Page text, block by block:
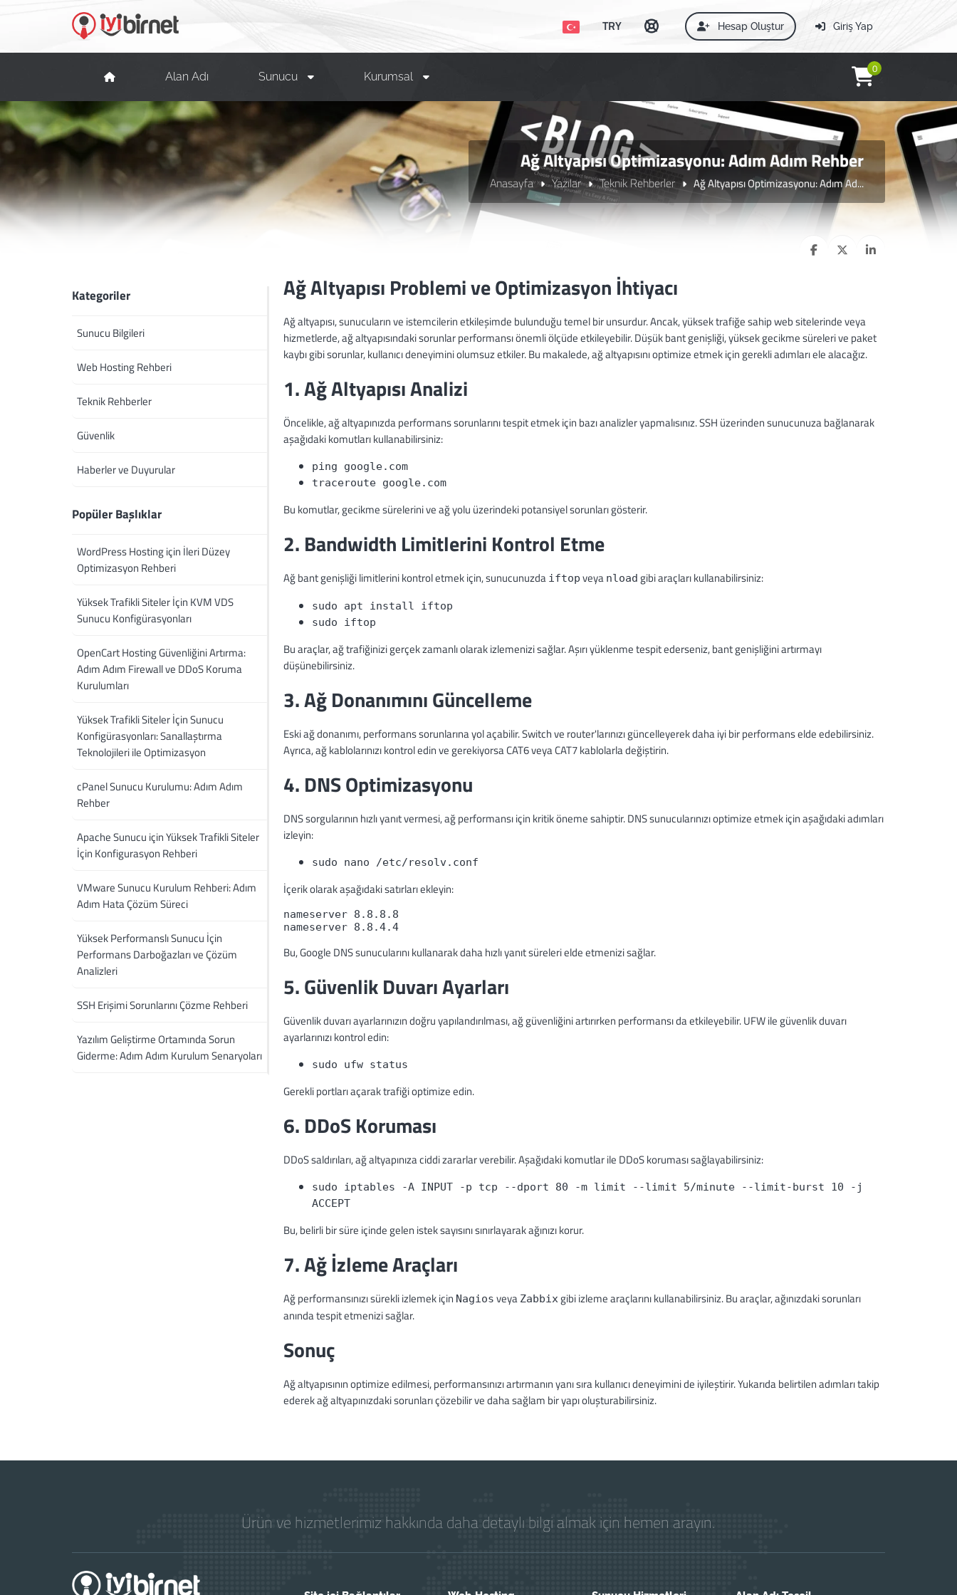
Giriş Yap
Hesap Oluştur
TRY
Alan Adı Sunucu Kurumsal
0
Ağ Altyapısı Optimizasyonu: Adım Adım Rehber
Anasayfa Yazılar Teknik Rehberler Ağ Altyapısı Optimizasyonu: Adım Ad...
Ağ Altyapısı Problemi ve Optimizasyon İhtiyacı
Ağ altyapısı, sunucuların ve istemcilerin etkileşimde bulunduğu temel bir unsurdur. Ancak, yüksek trafiğe sahip web sitelerinde veya
hizmetlerde, ağ altyapısındaki sorunlar performansı önemli ölçüde etkileyebilir. Düşük bant genişliği, yüksek gecikme süreleri ve paket
kaybı gibi sorunlar, kullanıcı deneyimini olumsuz etkiler. Bu makalede, ağ altyapısını optimize etmek için gerekli adımları ele alacağız.
1. Ağ Altyapısı Analizi
Öncelikle, ağ altyapınızda performans sorunlarını tespit etmek için bazı analizler yapmalısınız. SSH üzerinden sunucunuza bağlanarak
aşağıdaki komutları kullanabilirsiniz:
ping google.com
traceroute google.com
Bu komutlar, gecikme sürelerini ve ağ yolu üzerindeki potansiyel sorunları gösterir.
2. Bandwidth Limitlerini Kontrol Etme
Ağ bant genişliği limitlerini kontrol etmek için, sunucunuzda iftop veya nload gibi araçları kullanabilirsiniz:
sudo apt install iftop
sudo iftop
Bu araçlar, ağ trafiğinizi gerçek zamanlı olarak izlemenizi sağlar. Aşırı yüklenme tespit ederseniz, bant genişliğini artırmayı
düşünebilirsiniz.
3. Ağ Donanımını Güncelleme
Eski ağ donanımı, performans sorunlarına yol açabilir. Switch ve router'larınızı güncelleyerek daha iyi bir performans elde edebilirsiniz.
Ayrıca, ağ kablolarınızı kontrol edin ve gerekiyorsa CAT6 veya CAT7 kablolarla değiştirin.
4. DNS Optimizasyonu
DNS sorgularının hızlı yanıt vermesi, ağ performansı için kritik öneme sahiptir. DNS sunucularınızı optimize etmek için aşağıdaki adımları
izleyin:
sudo nano /etc/resolv.conf
İçerik olarak aşağıdaki satırları ekleyin:
nameserver 8.8.8.8
nameserver 8.8.4.4
Bu, Google DNS sunucularını kullanarak daha hızlı yanıt süreleri elde etmenizi sağlar.
5. Güvenlik Duvarı Ayarları
Güvenlik duvarı ayarlarınızın doğru yapılandırılması, ağ güvenliğini artırırken performansı da etkileyebilir. UFW ile güvenlik duvarı
ayarlarınızı kontrol edin:
sudo ufw status
Gerekli portları açarak trafiği optimize edin.
6. DDoS Koruması
DDoS saldırıları, ağ altyapınıza ciddi zararlar verebilir. Aşağıdaki komutlar ile DDoS koruması sağlayabilirsiniz:
sudo iptables -A INPUT -p tcp --dport 80 -m limit --limit 5/minute --limit-burst 10 -j
ACCEPT
Bu, belirli bir süre içinde gelen istek sayısını sınırlayarak ağınızı korur.
7. Ağ İzleme Araçları
Ağ performansınızı sürekli izlemek için Nagios veya Zabbixgibi izleme araçlarını kullanabilirsiniz. Bu araçlar, ağınızdaki sorunları
anında tespit etmenizi sağlar.
Sonuç
Ağ altyapısının optimize edilmesi, performansınızı artırmanın yanı sıra kullanıcı deneyimini de iyileştirir. Yukarıda belirtilen adımları takip
ederek ağ altyapınızdaki sorunları çözebilir ve daha sağlam bir yapı oluşturabilirsiniz.
Kategoriler
Sunucu Bilgileri
Web Hosting Rehberi
Teknik Rehberler
Güvenlik
Haberler ve Duyurular
Popüler Başlıklar
WordPress Hosting için İleri Düzey
Optimizasyon Rehberi
Yüksek Trafikli Siteler İçin KVM VDS
Sunucu Konfigürasyonları
OpenCart Hosting Güvenliğini Artırma:
Adım Adım Firewall ve DDoS Koruma
Kurulumları
Yüksek Trafikli Siteler İçin Sunucu
Konfigürasyonları: Sanallaştırma
Teknolojileri ile Optimizasyon
cPanel Sunucu Kurulumu: Adım Adım
Rehber
Apache Sunucu için Yüksek Trafikli Siteler
İçin Konfigurasyon Rehberi
VMware Sunucu Kurulum Rehberi: Adım
Adım Hata Çözüm Süreci
Yüksek Performanslı Sunucu İçin
Performans Darboğazları ve Çözüm
Analizleri
SSH Erişimi Sorunlarını Çözme Rehberi
Yazılım Geliştirme Ortamında Sorun
Giderme: Adım Adım Kurulum Senaryoları
Ürün ve hizmetlerimiz hakkında daha detaylı bilgi almak için hemen arayın.